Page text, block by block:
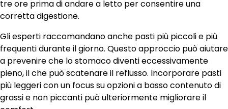
tre ore prima di andare a letto per consentire una
corretta digestione.
Gli esperti raccomandano anche pasti più piccoli e più
frequenti durante il giorno. Questo approccio può aiutare
a prevenire che lo stomaco diventi eccessivamente
pieno, il che può scatenare il reflusso. Incorporare pasti
più leggeri con un focus su opzioni a basso contenuto di
grassi e non piccanti può ulteriormente migliorare il